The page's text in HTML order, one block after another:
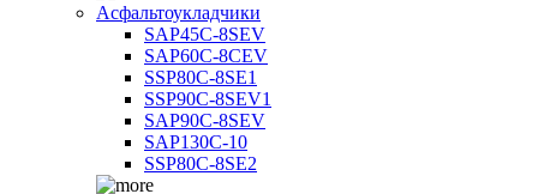
Асфальтоукладчики
SAP45С-8SEV
SAP60C-8CEV
SSP80C-8SE1
SSP90C-8SEV1
SAP90C-8SEV
SAP130C-10
SSP80C-8SE2